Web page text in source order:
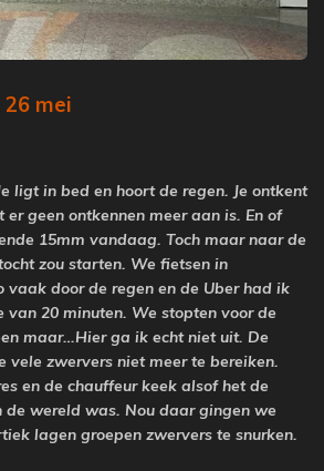
mei
ligt in bed en hoort de regen. Je ontkent
geen ontkennen meer aan is. En of
15mm vandaag. Toch maar naar de
zou starten. We fietsen in
vaak door de regen en de Uber had ik
van 20 minuten. We stopten voor de
maar…Hier ga ik echt niet uit. De
vele zwervers niet meer te bereiken.
en de chauffeur keek alsof het de
wereld was. Nou daar gingen we
lagen groepen zwervers te snurken.